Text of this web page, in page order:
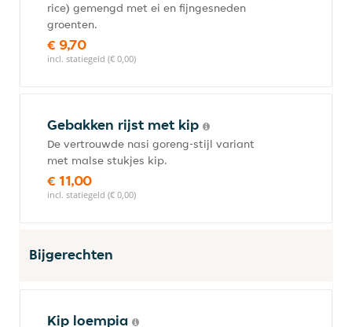
rice) gemengd met ei en fijngesneden
groenten.
€ 9,70
incl. statiegeld (€ 0,00)
Gebakken rijst met kip
De vertrouwde nasi goreng-stijl variant
met malse stukjes kip.
€ 11,00
incl. statiegeld (€ 0,00)
Bijgerechten
Kip loempia